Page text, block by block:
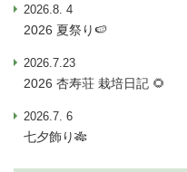
2026.8. 4
2026 夏祭り🍉
2026.7.23
2026 杏寿荘 栽培日記 🌻
2026.7. 6
七夕飾り🎋